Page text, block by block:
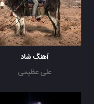
آهنگ شاد
علی عظیمی